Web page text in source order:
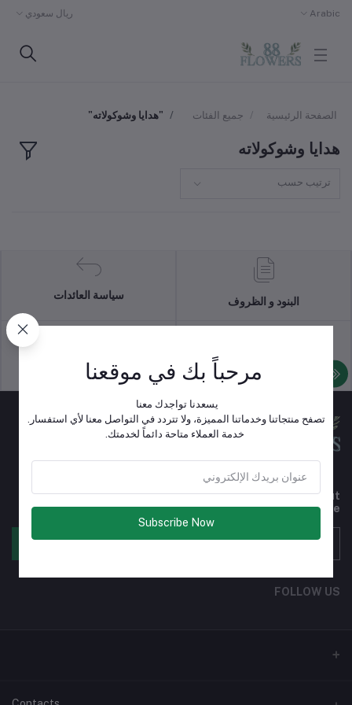
Arabic ريال سعودي
الصفحة الرئيسية جميع الفئات "هدايا وشوكولاته"
هدايا وشوكولاته
ترتيب حسب
البنود و الظروف
سياسة العائدات
سياسة الدعم سياسة خاصة
Subscribe to our newsletter for regular updates about
Offers, Coupons & more
الإشتراك
FOLLOW US
مرحباً بك في موقعنا
يسعدنا تواجدك معنا
تصفح منتجاتنا وخدماتنا المميزة، ولا تتردد في التواصل معنا لأي استفسار.
خدمة العملاء متاحة دائماً لخدمتك.
Subscribe Now